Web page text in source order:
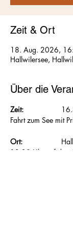
Zeit & Ort
18. Aug. 2026,
Hallwilersee,
Über die
Zeit:
Fahrt zum See mit
Ort:
19.30 Uhr auf dem